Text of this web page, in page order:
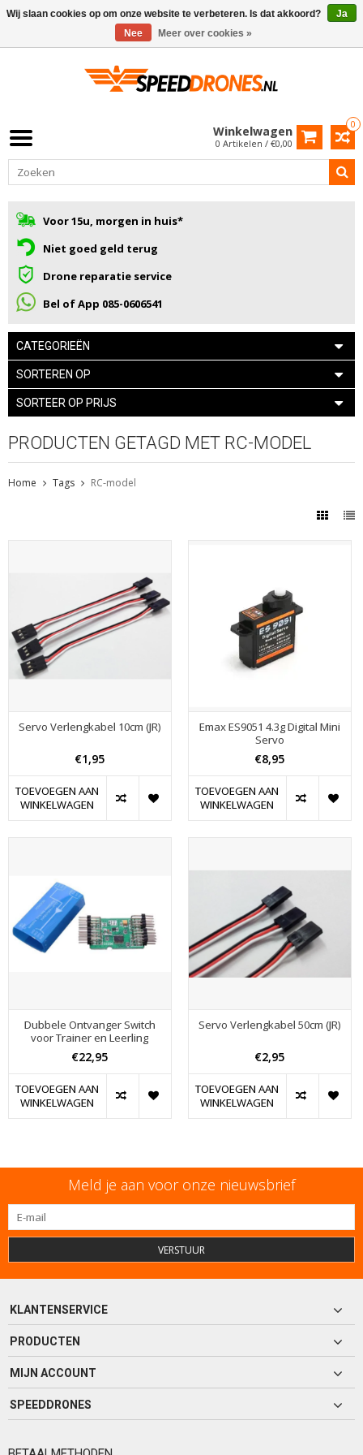
0
Winkelwagen
0 Artikelen / €0,00
Voor 15u, morgen in huis*
Niet goed geld terug
Drone reparatie service
Bel of App 085-0606541
CATEGORIEËN
SORTEREN OP
SORTEER OP PRIJS
PRODUCTEN GETAGD MET RC-MODEL
Home Tags RC-model
Servo Verlengkabel 10cm (JR)
€1,95
TOEVOEGEN AAN
WINKELWAGEN
Emax ES9051 4.3g Digital Mini
Servo
€8,95
TOEVOEGEN AAN
WINKELWAGEN
Dubbele Ontvanger Switch
voor Trainer en Leerling
€22,95
TOEVOEGEN AAN
WINKELWAGEN
Servo Verlengkabel 50cm (JR)
€2,95
TOEVOEGEN AAN
WINKELWAGEN
Meld je aan voor onze nieuwsbrief
VERSTUUR
KLANTENSERVICE
PRODUCTEN
MIJN ACCOUNT
SPEEDDRONES
Wij slaan cookies op om onze website te verbeteren. Is dat akkoord?
Ja
Nee
Meer over cookies »